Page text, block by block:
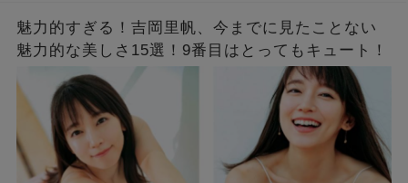
魅力的すぎる！吉岡里帆、今までに見たことない
魅力的な美しさ15選！9番目はとってもキュート！